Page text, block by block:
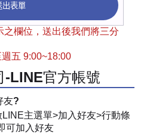
出表單
之欄位，送出後我們將三分
五 9:00~18:00
-LINE官方帳號
友?
主選單>加入好友>行動條
可加入好友